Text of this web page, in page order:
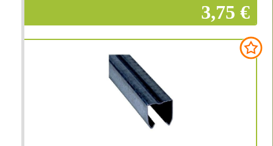
3,75 €
Añadir a la cesta